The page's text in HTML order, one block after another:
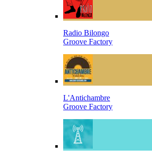
Radio Bilongo
Groove Factory
L'Antichambre
Groove Factory